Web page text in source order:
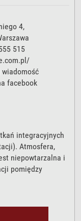
4,
515
facebook
integracyjnych
Atmosfera,
niepowtarzalna i
pomiędzy